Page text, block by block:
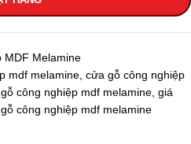
MDF Melamine
mdf melamine cửa gỗ công nghiệp
công nghiệp mdf melamine giá
công nghiệp mdf melamine